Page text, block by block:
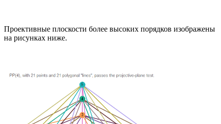
Проективные плоскости более высоких порядков изображены
на рисунках ниже.